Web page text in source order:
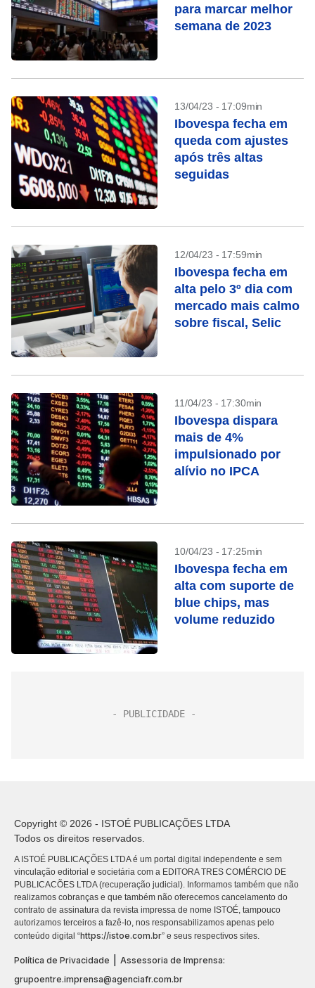
para marcar melhor
semana de 2023
13/04/23 - 17:09min
Ibovespa fecha em
queda com ajustes
após três altas
seguidas
12/04/23 - 17:59min
Ibovespa fecha em
alta pelo 3º dia com
mercado mais calmo
sobre fiscal, Selic
11/04/23 - 17:30min
Ibovespa dispara
mais de 4%
impulsionado por
alívio no IPCA
10/04/23 - 17:25min
Ibovespa fecha em
alta com suporte de
blue chips, mas
volume reduzido
Copyright © 2026 - ISTOÉ PUBLICAÇÕES LTDA
Todos os direitos reservados.
A ISTOÉ PUBLICAÇÕES LTDA é um portal digital independente e sem
vinculação editorial e societária com a EDITORA TRES COMÉRCIO DE
PUBLICACÕES LTDA (recuperação judicial). Informamos também que não
realizamos cobranças e que também não oferecemos cancelamento do
contrato de assinatura da revista impressa de nome ISTOÉ, tampouco
autorizamos terceiros a fazê-lo, nos responsabilizamos apenas pelo
conteúdo digital “https://istoe.com.br” e seus respectivos sites.
Política de Privacidade
Assessoria de Imprensa:
grupoentre.imprensa@agenciafr.com.br